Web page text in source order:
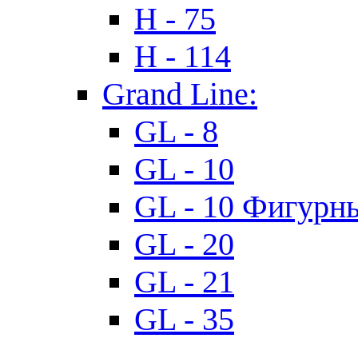
H - 75
H - 114
Grand Line:
GL - 8
GL - 10
GL - 10
GL - 20
GL - 21
GL - 35